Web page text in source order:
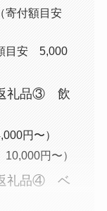
寄付額目安
目安 5,000
返礼品③ 飲
円〜）
円〜）
返礼品④ ベ